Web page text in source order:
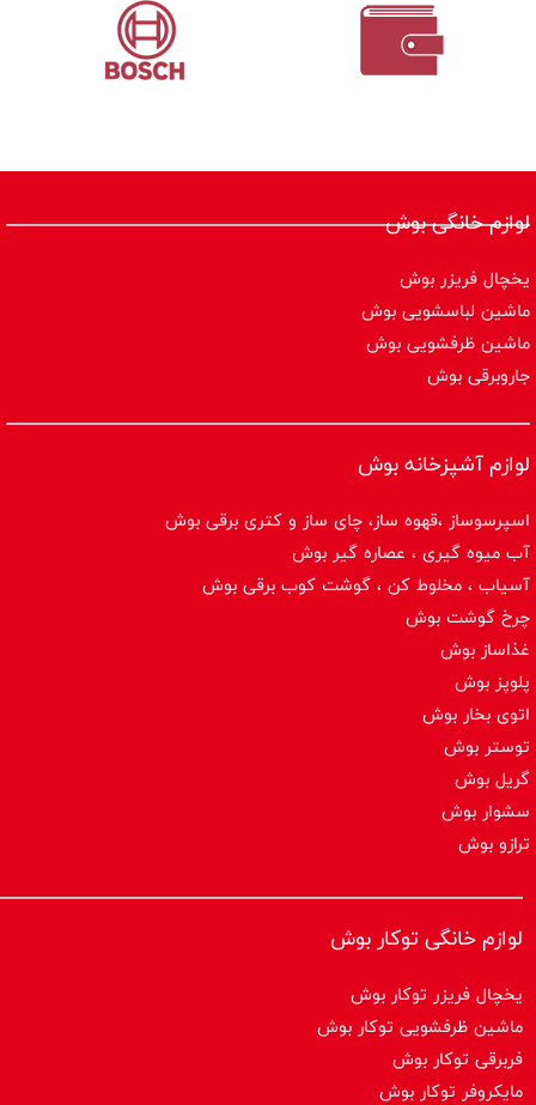
لوازم خانگی بوش
یخچال فریزر بوش
ماشین لباسشویی بوش
ماشین ظرفشویی بوش
جاروبرقی بوش
لوازم آشپزخانه بوش
اسپرسوساز ،قهوه ساز، چای ساز و کتری برقی بوش
آب میوه گیری ، عصاره گیر بوش
آسیاب ، مخلوط کن ، گوشت کوب برقی بوش
چرخ گوشت بوش
غذاساز بوش
پلوپز بوش
اتوی بخار بوش
توستر بوش
گریل بوش
سشوار بوش
ترازو بوش
لوازم خانگی توکار بوش
یخچال فریزر توکار بوش
ماشین ظرفشویی توکار بوش
فربرقی توکار بوش
مایکروفر توکار بوش